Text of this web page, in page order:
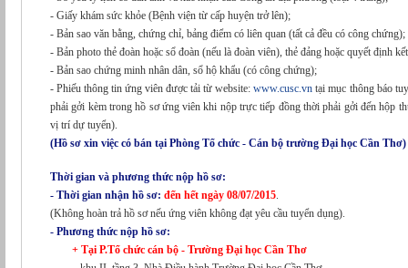
- Giấy khám sức khỏe (Bệnh viện từ cấp huyện trở lên);
- Bản sao văn bằng, chứng chỉ, bảng điểm có liên quan (tất cả đều có công chứng);
- Bản photo thẻ đoàn hoặc sổ đoàn
- Bản sao chứng minh nhân dân, sổ hộ khẩu (có công chứng);
- Phiếu thông tin ứng viên được tải từ website: www.cusc.vn tại mục thông báo tuyển dụng (Phiếu thông tin
phải gởi kèm trong hồ sơ ứng viên khi nộp trực tiếp đồng thời phải gởi đến
vị trí dự tuyển).
(Hồ sơ xin việc có bán tại Phòng Tổ chức - Cán bộ trường Đại học Cần Thơ)
Thời gian và phương thức nộp hồ sơ:
- Thời gian nhận hồ sơ: đến hết ngày 08/07/2015.
(Không hoàn trả hồ sơ nếu ứng viên không đạt yêu cầu tuyển dụng).
- Phương thức nộp hồ sơ:
+ Tại P.Tổ chức cán bộ - Trường Đại học Cần Thơ